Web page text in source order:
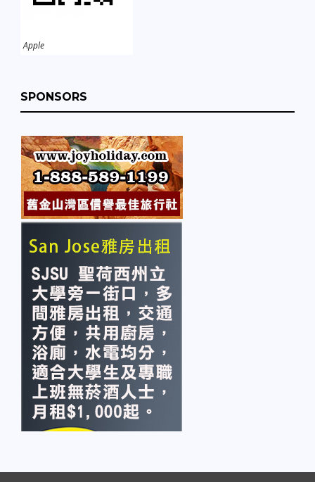
Apple
SPONSORS